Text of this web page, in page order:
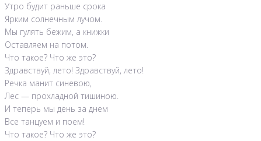
Утро будит раньше срока
Ярким солнечным лучом.
Мы гулять бежим, а книжки
Оставляем на потом.
Что такое? Что же это?
Здравствуй, лето! Здравствуй, лето!
Речка манит синевою,
Лес — прохладной тишиною.
И теперь мы день за днем
Все танцуем и поем!
Что такое? Что же это?